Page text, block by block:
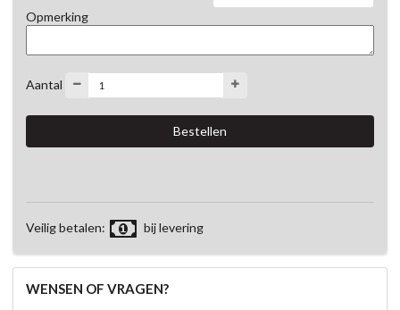
Opmerking
Aantal
Veilig betalen: bij levering
WENSEN OF VRAGEN?